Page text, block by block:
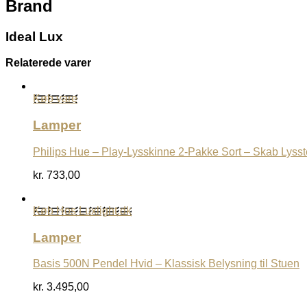
Brand
Ideal Lux
Relaterede varer
Køb vare
Lamper
Philips Hue – Play-Lysskinne 2-Pakke Sort – Skab
kr. 733,00
Køb Hos Luxlight.dk
Lamper
Basis 500N Pendel Hvid – Klassisk Belysning til Stuen
kr. 3.495,00